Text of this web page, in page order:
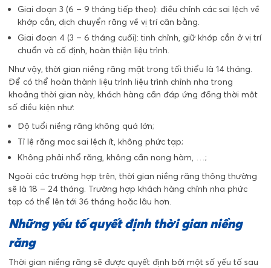
Giai đoạn 3 (6 – 9 tháng tiếp theo): điều chỉnh các sai lệch về
khớp cắn, dịch chuyển răng về vị trí cân bằng.
Giai đoạn 4 (3 – 6 tháng cuối): tinh chỉnh, giữ khớp cắn ở vị trí
chuẩn và cố định, hoàn thiện liệu trình.
Như vậy, thời gian niềng răng mặt trong tối thiểu là 14 tháng.
Để có thể hoàn thành liệu trình liệu trình chỉnh nha trong
khoảng thời gian này, khách hàng cần đáp ứng đồng thời một
số điều kiện như:
Độ tuổi niềng răng không quá lớn;
Tỉ lệ răng mọc sai lệch ít, không phức tạp;
Không phải nhổ răng, không cần nong hàm, …;
Ngoài các trường hợp trên, thời gian niềng răng thông thường
sẽ là 18 – 24 tháng. Trường hợp khách hàng chỉnh nha phức
tạp có thể lên tới 36 tháng hoặc lâu hơn.
Những yếu tố quyết định thời gian niềng
răng
Thời gian niềng răng sẽ được quyết định bởi một số yếu tố sau